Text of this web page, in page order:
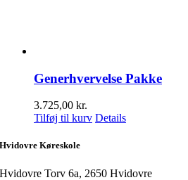
Generhvervelse Pakke
3.725,00 kr.
Tilføj til kurv Details
Hvidovre Køreskole
Hvidovre Torv 6a, 2650 Hvidovre